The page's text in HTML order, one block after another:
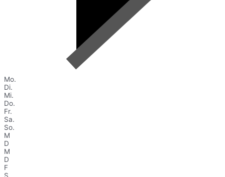
Mo.
Di.
Mi.
Do.
Fr.
Sa.
So.
M
D
M
D
F
S